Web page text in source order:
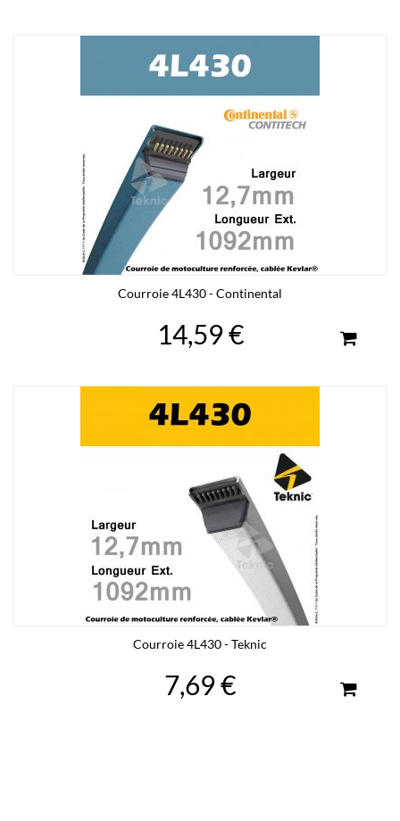
Courroie 4L430 - Continental
14,59 €
Courroie 4L430 - Teknic
7,69 €